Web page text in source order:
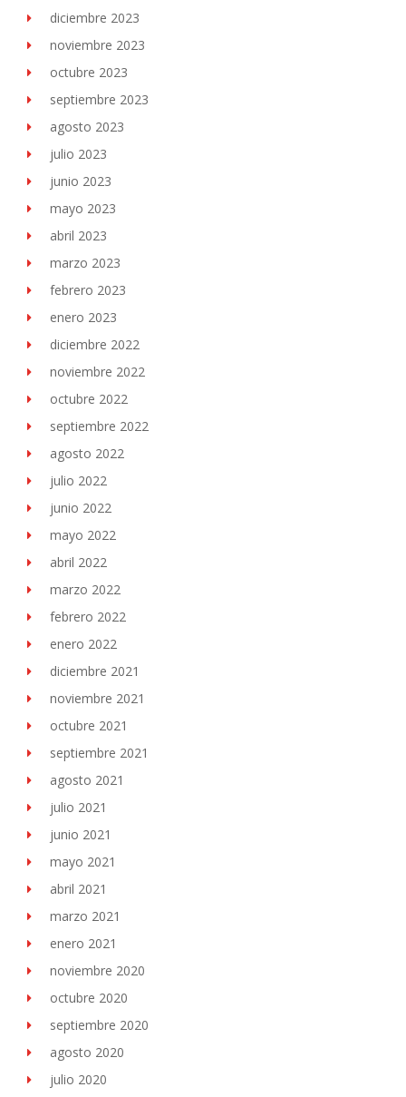
diciembre 2023
noviembre 2023
octubre 2023
septiembre 2023
agosto 2023
julio 2023
junio 2023
mayo 2023
abril 2023
marzo 2023
febrero 2023
enero 2023
diciembre 2022
noviembre 2022
octubre 2022
septiembre 2022
agosto 2022
julio 2022
junio 2022
mayo 2022
abril 2022
marzo 2022
febrero 2022
enero 2022
diciembre 2021
noviembre 2021
octubre 2021
septiembre 2021
agosto 2021
julio 2021
junio 2021
mayo 2021
abril 2021
marzo 2021
enero 2021
noviembre 2020
octubre 2020
septiembre 2020
agosto 2020
julio 2020